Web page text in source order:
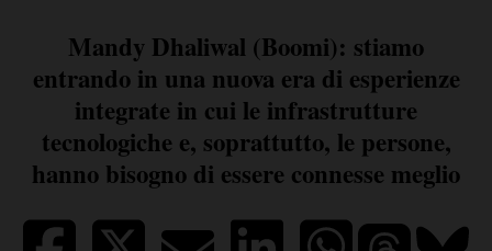
Mandy Dhaliwal (Boomi): stiamo
entrando in una nuova era di esperienze
integrate in cui le infrastrutture
tecnologiche e, soprattutto, le persone,
hanno bisogno di essere connesse meglio